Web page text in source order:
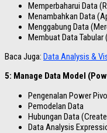
Memperbaharui Data
Menambahkan Data
Menggabung Data
Membuat Data
Baca Juga: Data Analysis &
5: Manage Data Model
Pengenalan Power
Pemodelan Data
Hubungan Data
Data Analysis